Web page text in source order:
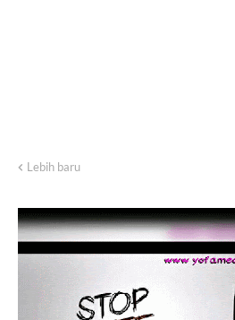
Lebih baru